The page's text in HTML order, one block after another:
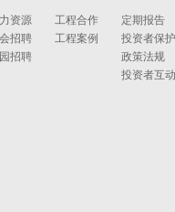
资源
招聘
招聘
工程合作
工程案例
定期报告
投资者保
政策法规
投资者互动